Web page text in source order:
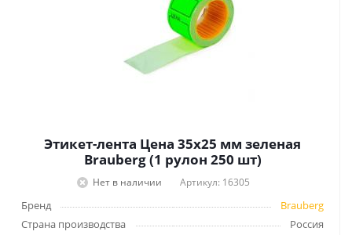
Этикет-лента Цена 35х25 мм зеленая
Brauberg (1 рулон 250 шт)
Нет в наличии Артикул: 16305
Бренд
Brauberg
Страна производства
Россия